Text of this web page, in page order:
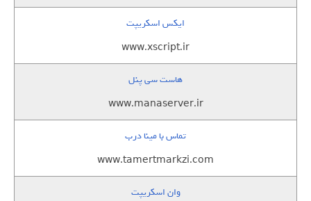
ایکس اسکریپت
www.xscript.ir
هاست سی پنل
www.manaserver.ir
تماس با مینا درب
www.tamertmarkzi.com
وان اسکریپت